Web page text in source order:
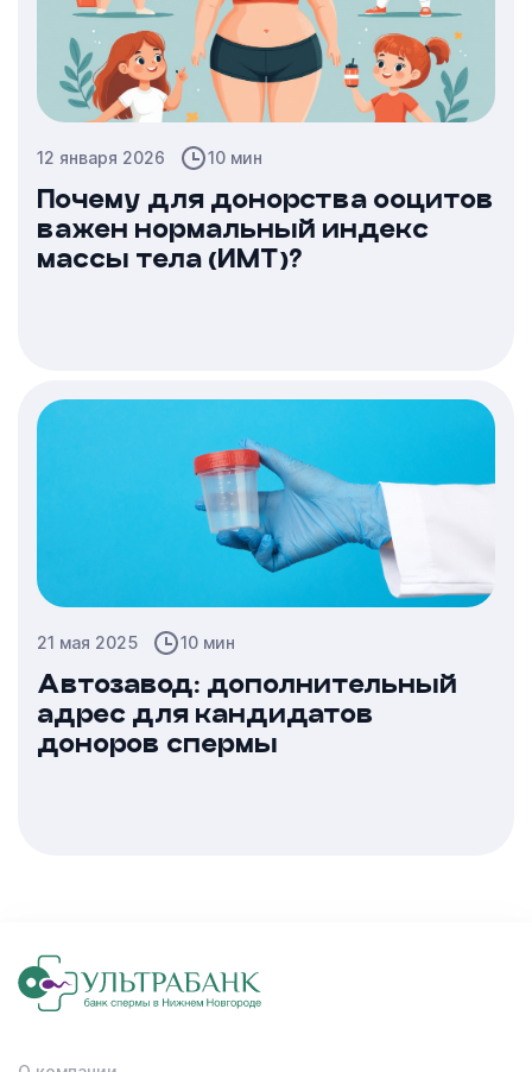
12 января 2026 10 мин
Почему для донорства ооцитов
важен нормальный индекс
массы тела (ИМТ)?
21 мая 2025 10 мин
Автозавод: дополнительный
адрес для кандидатов
доноров спермы